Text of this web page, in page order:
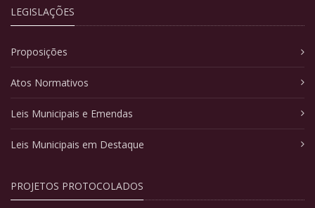
LEGISLAÇÕES
Proposições
Atos Normativos
Leis Municipais e Emendas
Leis Municipais em Destaque
PROJETOS PROTOCOLADOS